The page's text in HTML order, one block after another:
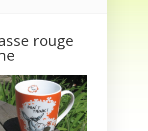
rouge